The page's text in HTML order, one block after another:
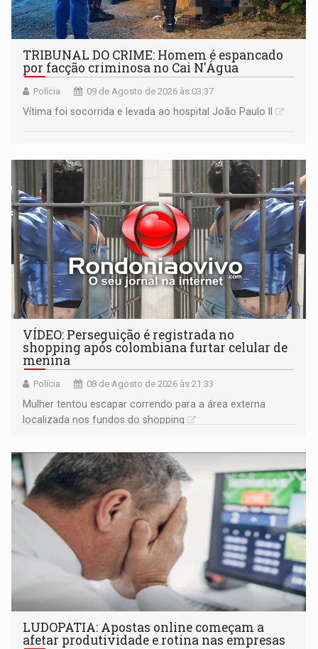
TRIBUNAL DO CRIME: Homem é espancado
por facção criminosa no Cai N'Água
Polícia 09 de Agosto de 2026 às 03:37
Vítima foi socorrida e levada ao hospital João Paulo II
VÍDEO: Perseguição é registrada no
shopping após colombiana furtar celular de
menina
Polícia 08 de Agosto de 2026 às 21:33
Mulher tentou escapar correndo para a área externa
localizada nos fundos do shopping
LUDOPATIA: Apostas online começam a
afetar produtividade e rotina nas empresas